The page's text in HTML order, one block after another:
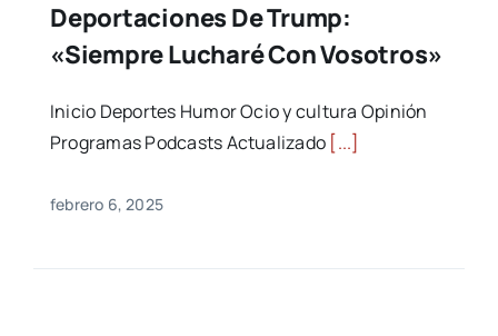
Deportaciones De Trump:
«Siempre Lucharé Con Vosotros»
Inicio Deportes Humor Ocio y cultura Opinión
Programas Podcasts Actualizado [...]
febrero 6, 2025